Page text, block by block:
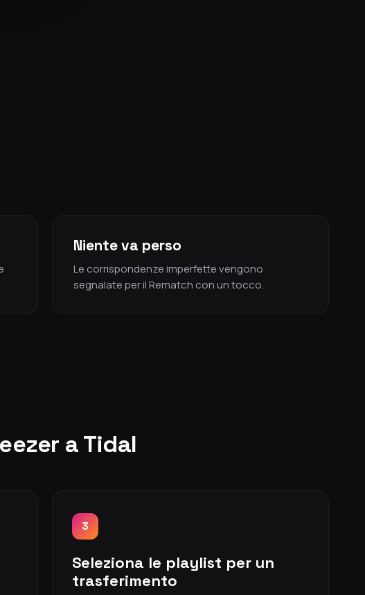
Niente va perso
Le corrispondenze imperfette vengono
segnalate per il Rematch con un tocco.
a Tidal
3
Seleziona le playlist per un
trasferimento